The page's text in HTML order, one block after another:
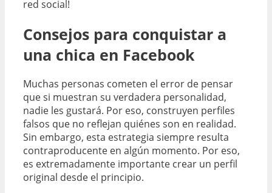
red social!
Consejos para conquistar a
una chica en Facebook
Muchas personas cometen el error de pensar
que si muestran su verdadera personalidad,
nadie les gustará. Por eso, construyen perfiles
falsos que no reflejan quiénes son en realidad.
Sin embargo, esta estrategia siempre resulta
contraproducente en algún momento. Por eso,
es extremadamente importante crear un perfil
original desde el principio.